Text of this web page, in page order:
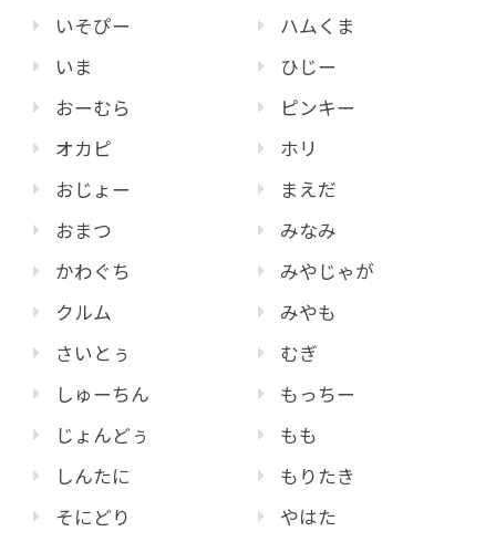
いそぴー
いま
おーむら
オカピ
おじょー
おまつ
かわぐち
クルム
さいとぅ
しゅーちん
じょんどぅ
しんたに
そにどり
ハムくま
ひじー
ピンキー
ホリ
まえだ
みなみ
みやじゃが
みやも
むぎ
もっちー
もも
もりたき
やはた